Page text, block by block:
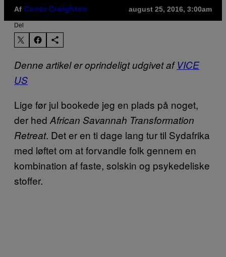
Af Conor Creighton august 25, 2016, 3:00am
Del
Denne artikel er oprindeligt udgivet afVICE
US
Lige før jul bookede jeg en plads på noget,
der hed African Savannah Transformation
Retreat. Det er en ti dage lang tur til Sydafrika
med løftet om at forvandle folk gennem en
kombination af faste, solskin og psykedeliske
stoffer.